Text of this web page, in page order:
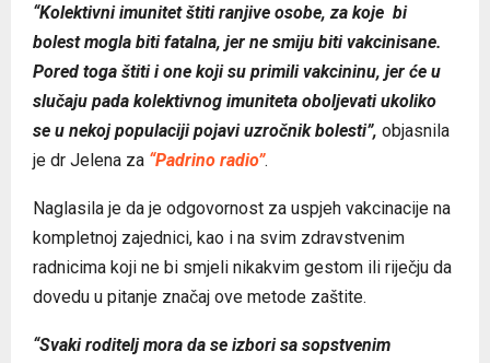
“Kolektivni imunitet štiti ranjive osobe, za koje bi
bolest mogla biti fatalna, jer ne smiju biti vakcinisane.
Pored toga štiti i one koji su primili vakcininu, jer će u
slučaju pada kolektivnog imuniteta oboljevati ukoliko
se u nekoj populaciji pojavi uzročnik bolesti”, objasnila
je dr Jelena za “Padrino radio”.
Naglasila je da je odgovornost za uspjeh vakcinacije na
kompletnoj zajednici, kao i na svim zdravstvenim
radnicima koji ne bi smjeli nikakvim gestom ili riječju da
dovedu u pitanje značaj ove metode zaštite.
“Svaki roditelj mora da se izbori sa sopstvenim